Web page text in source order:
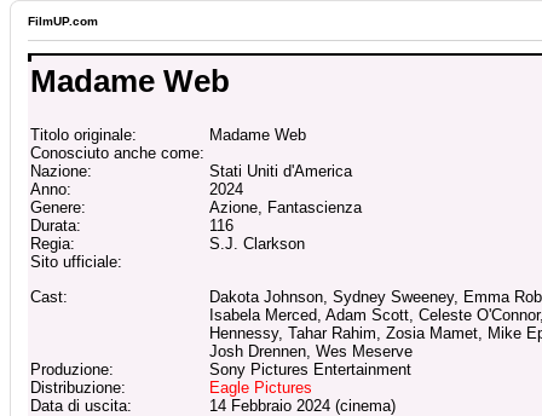
FilmUP.com
Madame Web
Titolo originale:
Madame Web
Conosciuto anche come:
Nazione:
Stati Uniti d'America
Anno:
2024
Genere:
Azione, Fantascienza
Durata:
116
Regia:
S.J. Clarkson
Sito ufficiale:
Cast:
Dakota Johnson, Sydney Sweeney, Emma
Isabela Merced, Adam Scott, Celeste
Hennessy, Tahar Rahim, Zosia Mamet, Mike
Josh Drennen, Wes Meserve
Produzione:
Sony Pictures Entertainment
Distribuzione:
Eagle Pictures
Data di uscita:
14 Febbraio 2024 (cinema)